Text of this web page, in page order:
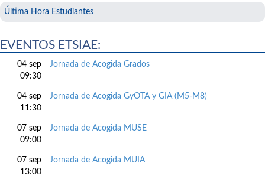
Última Hora Estudiantes
EVENTOS ETSIAE:
04 sep
09:30
Jornada de Acogida Grados
04 sep
11:30
Jornada de Acogida GyOTA y GIA (M5-M8)
07 sep
09:00
Jornada de Acogida MUSE
07 sep
13:00
Jornada de Acogida MUIA